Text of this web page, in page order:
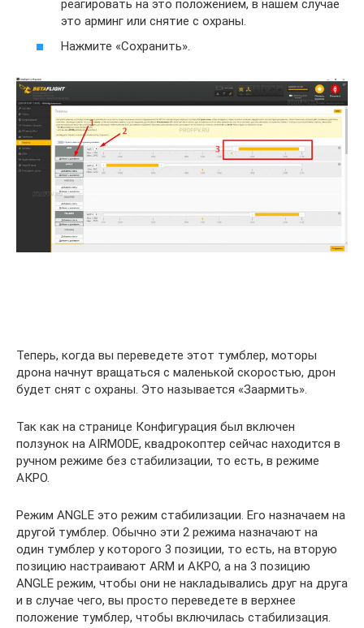
реагировать на это положением, в нашем случае
это арминг или снятие с охраны.
Нажмите «Сохранить».
Теперь, когда вы переведете этот тумблер, моторы
дрона начнут вращаться с маленькой скоростью, дрон
будет снят с охраны. Это называется «Заармить».
Так как на странице Конфигурация был включен
ползунок на AIRMODE, квадрокоптер сейчас находится в
ручном режиме без стабилизации, то есть, в режиме
АКРО.
Режим ANGLE это режим стабилизации. Его назначаем на
другой тумблер. Обычно эти 2 режима назначают на
один тумблер у которого 3 позиции, то есть, на вторую
позицию настраивают ARM и АКРО, а на 3 позицию
ANGLE режим, чтобы они не накладывались друг на друга
и в случае чего, вы просто переведете в верхнее
положение тумблер, чтобы включилась стабилизация.